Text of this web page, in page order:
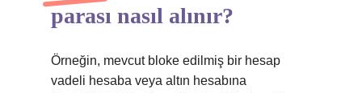
parası nasıl alınır?
Örneğin, mevcut bloke edilmiş bir hesap
vadeli hesaba veya altın hesabına